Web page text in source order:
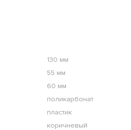
130 мм
55 мм
60 мм
поликарбонат
пластик
коричневый